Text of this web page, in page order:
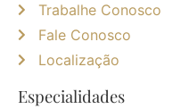
Trabalhe Conosco
Fale Conosco
Localização
Especialidades